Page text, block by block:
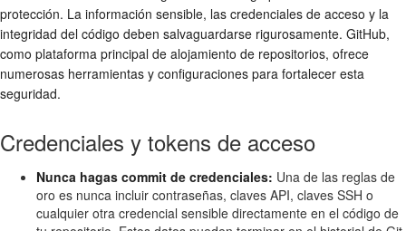
protección. La información sensible, las credenciales de acceso y la
integridad del código deben salvaguardarse rigurosamente. GitHub,
como plataforma principal de alojamiento de repositorios, ofrece
numerosas herramientas y configuraciones para fortalecer esta
seguridad.
Credenciales y tokens de acceso
Nunca hagas commit de credenciales: Una de las reglas de
oro es nunca incluir contraseñas, claves API, claves SSH o
cualquier otra credencial sensible directamente en el código de